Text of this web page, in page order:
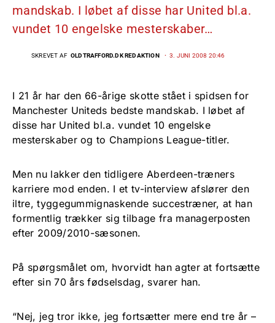
mandskab. I løbet af disse har United bl.a.
vundet 10 engelske mesterskaber…
SKREVET AF OLDTRAFFORD.DK REDAKTION 3. JUNI 2008 20:46
I 21 år har den 66-årige skotte stået i spidsen for
Manchester Uniteds bedste mandskab. I løbet af
disse har United bl.a. vundet 10 engelske
mesterskaber og to Champions League-titler.
Men nu lakker den tidligere Aberdeen-træners
karriere mod enden. I et tv-interview afslører den
iltre, tyggegummignaskende succestræner, at han
formentlig trækker sig tilbage fra managerposten
efter 2009/2010-sæsonen.
På spørgsmålet om, hvorvidt han agter at fortsætte
efter sin 70 års fødselsdag, svarer han.
“Nej, jeg tror ikke, jeg fortsætter mere end tre år –